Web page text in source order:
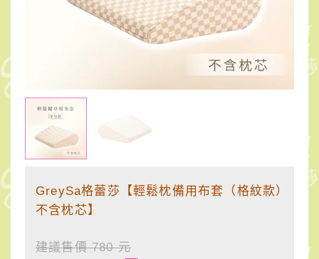
不
含
芯】
GreySa格蕾莎【輕鬆枕備用布套（格紋款）
不含枕芯】
建議售價 780 元